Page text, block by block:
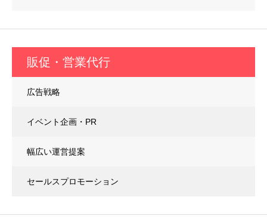
販促・営業代行
広告戦略
イベント企画・PR
幅広い運営提案
セールスプロモーション